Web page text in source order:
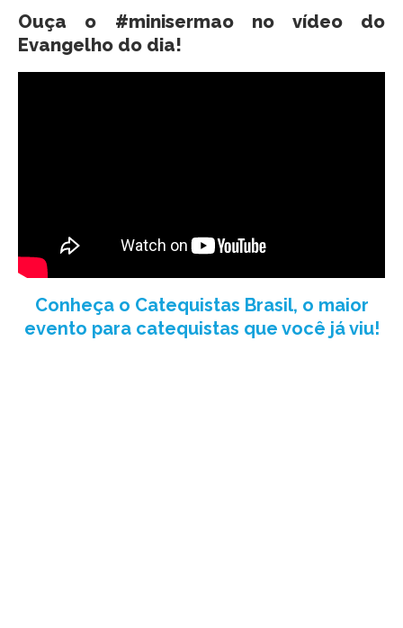
Ouça o #minisermao no vídeo do
Evangelho do dia!
Conheça o Catequistas Brasil, o maior
evento para catequistas que você já viu!